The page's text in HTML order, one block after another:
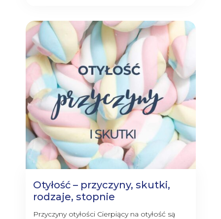
Otyłość – przyczyny, skutki,
rodzaje, stopnie
Przyczyny otyłości Cierpiący na otyłość są